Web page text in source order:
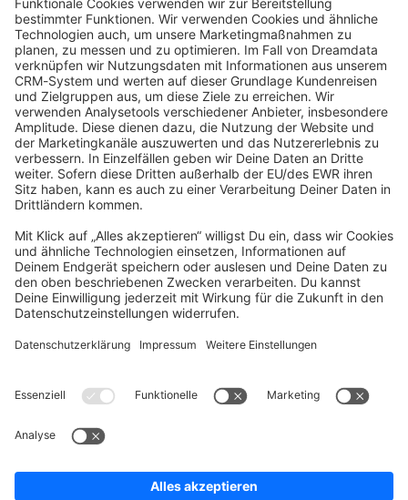
community@shopware.com
Company
Press
Jobs
Newsletter
Store
Shopware 6 Handbook by
Splendid (German)
Shopware 6 - Product Feedback &